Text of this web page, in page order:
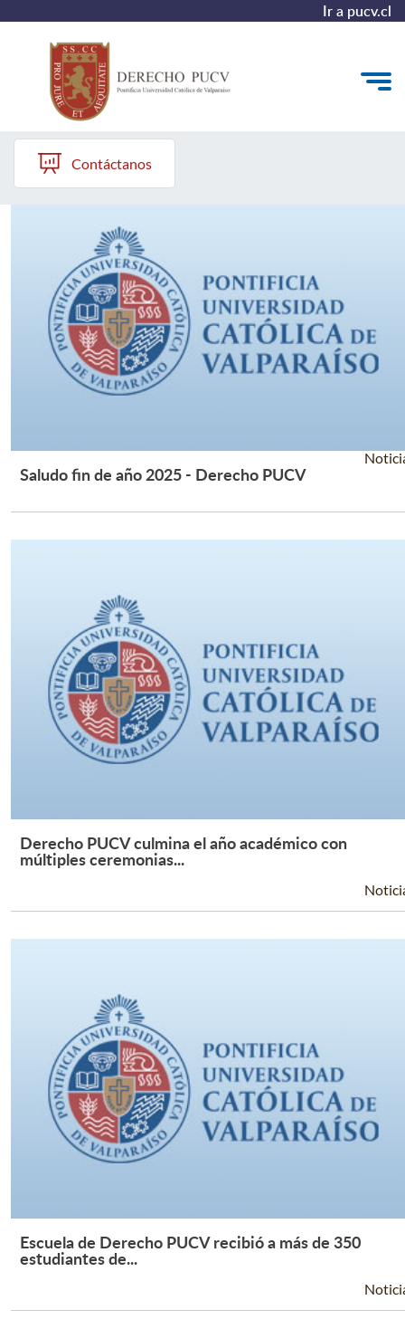
Ir a pucv.cl
Quiénes somos
Estudiantes y Admisión
Postgrados y Formación Continua
Investigación y Biblioteca
Vinculación con el Medio y Alumni
Contáctanos
Derecho PUCV
Leer Más +
Saludo fin de año 2025 - Derecho PUCV
Leer Más +
Derecho PUCV culmina el año académico con
múltiples ceremonias...
Leer Más +
Escuela de Derecho PUCV recibió a más de 350
estudiantes de...